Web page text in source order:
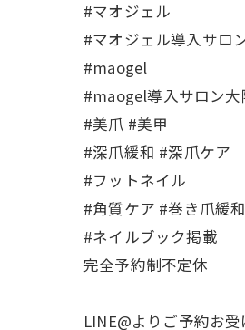
#マオジェル
#マオジェル導入サロ
#maogel
#maogel導入サロン大
#美爪 #美甲
#深爪緩和 #深爪ケア
#フットネイル
#角質ケア #巻き爪緩
#ネイルブック掲載
完全予約制不定休
LINE@よりご予約お